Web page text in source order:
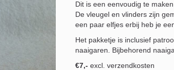
Dit is een eenvoudig te
De vleugel en vlinders zijn
een paar elfjes erbij heb je
Het pakketje is inclusief
naaigaren. Bijbehorend
€7,- excl. verzendkosten